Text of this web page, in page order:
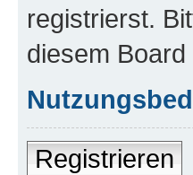
registrierst.
diesem
Registrieren